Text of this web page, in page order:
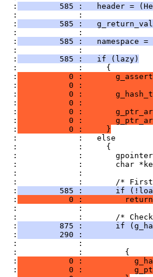
:
585 :   header =
:             :
:
585 :
:             :
:
585 :   namespace =
:             :
:
         585 :   if (lazy)
:             :     {
:
0 :
:
0 :
:
0 :
:
0 :
:
0 :
:
0 :
:
           0 :     }
:             :   else
:             :     {
:             :
:             :       char
:             :
:             :       /*
:
585 :       if
:
0 :
:             :
:             :       /*
:
875 :       if
:
290 :
:             :
:             :         {
:
0 :
:
0 :